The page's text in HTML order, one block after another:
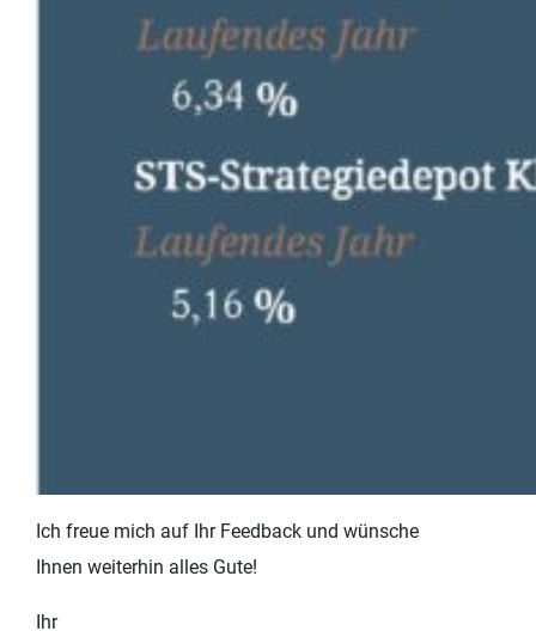
Ich freue mich auf Ihr Feedback und wünsche
Ihnen weiterhin alles Gute!
Ihr